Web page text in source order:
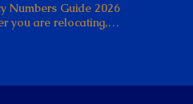
Numbers Guide 2026
you are relocating,…